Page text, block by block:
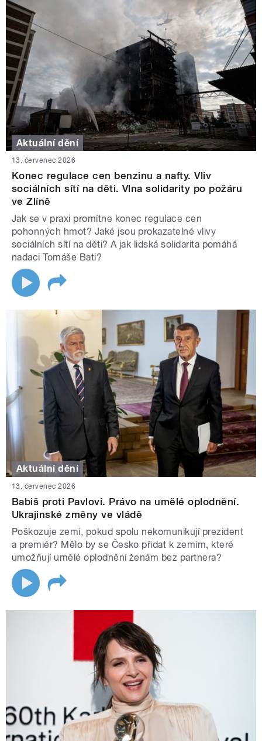
Aktuální dění
13. červenec 2026
Konec regulace cen benzinu a nafty. Vliv
sociálních sítí na děti. Vlna solidarity po požáru
ve Zlíně
Jak se v praxi promítne konec regulace cen
pohonných hmot? Jaké jsou prokazatelné vlivy
sociálních sítí na děti? A jak lidská solidarita pomáhá
nadaci Tomáše Bati?
Aktuální dění
13. červenec 2026
Babiš proti Pavlovi. Právo na umělé oplodnění.
Ukrajinské změny ve vládě
Poškozuje zemi, pokud spolu nekomunikují prezident
a premiér? Mělo by se Česko přidat k zemím, které
umožňují umělé oplodnění ženám bez partnera?